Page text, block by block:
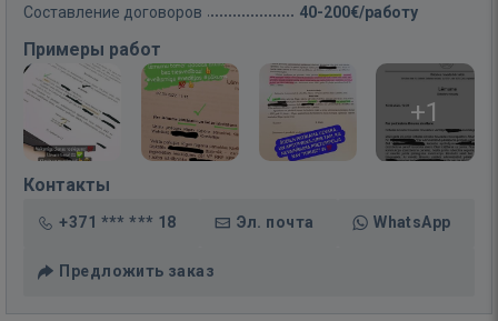
Составление договоров 40-200€/работу
Примеры работ
+1
Контакты
+371 *** *** 18 Эл. почта WhatsApp
Предложить заказ